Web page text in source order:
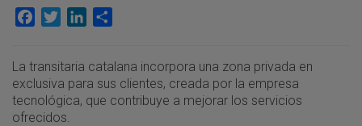
Facebook
TwitterLinkedIn
La transitaria catalana incorpora una zona privada en
exclusiva para sus clientes, creada por la empresa
tecnológica, que contribuye a mejorar los servicios
ofrecidos.